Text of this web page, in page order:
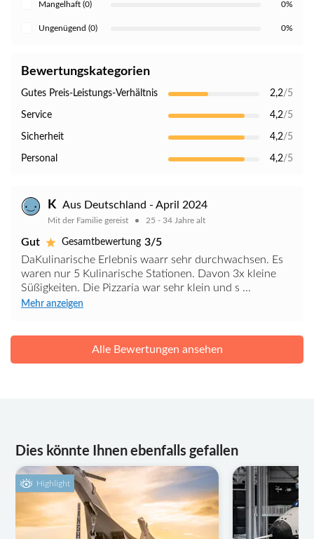
Mangelhaft (0) 0%
Ungenügend (0) 0%
Bewertungskategorien
Gutes Preis-Leistungs-Verhältnis 2,2/5
Service 4,2/5
Sicherheit 4,2/5
Personal 4,2/5
K Aus Deutschland - April 2024
Mit der Familie gereist 25 - 34 Jahre alt
Gut Gesamtbewertung 3/5
DaKulinarische Erlebnis waarr sehr durchwachsen. Es
waren nur 5 Kulinarische Stationen. Davon 3x kleine
Süßigkeiten. Die Pizzaria war sehr klein und s ...
Mehr anzeigen
Alle Bewertungen ansehen
Dies könnte Ihnen ebenfalls gefallen
Highlight